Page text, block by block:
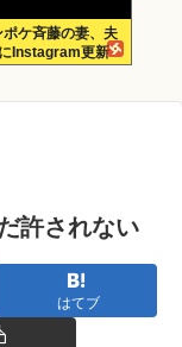
ポケ斉藤の妻、夫
Instagram更新
許されない
はてブ